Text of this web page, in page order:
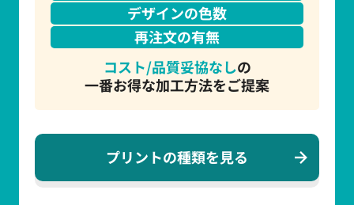
デザインの色数
再注文の有無
コスト/品質妥協なしの
一番お得な加工方法をご提案
プリントの種類を見る